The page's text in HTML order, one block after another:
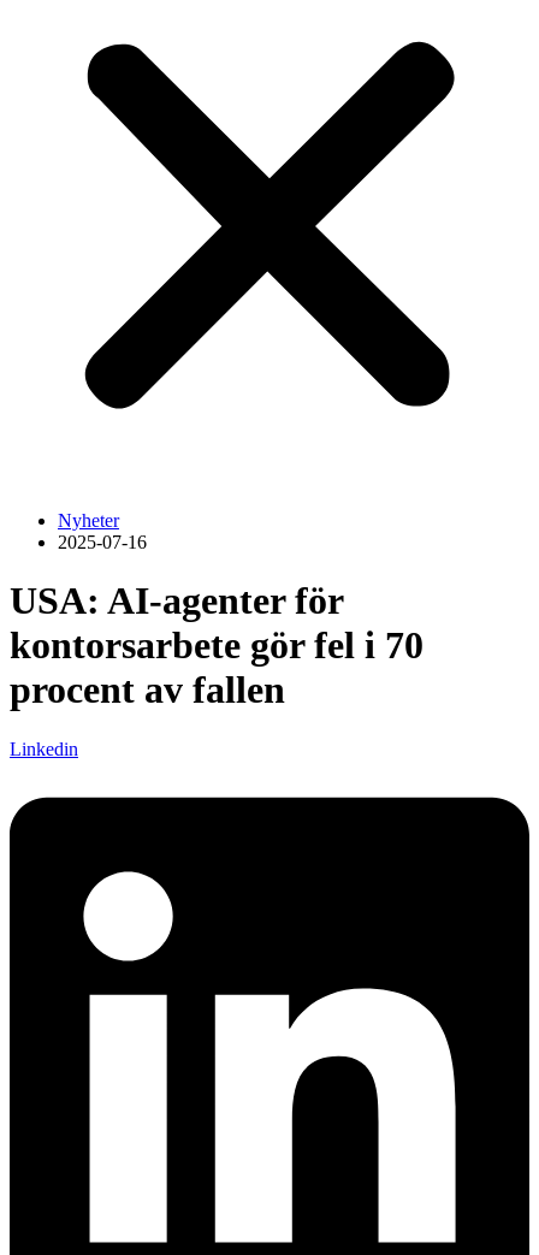
Nyheter
2025-07-16
USA: AI-agenter för
kontorsarbete gör fel i 70
procent av fallen
Linkedin